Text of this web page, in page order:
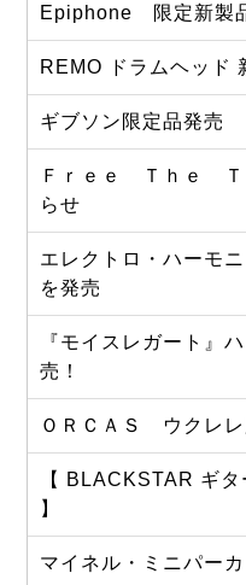
Epiphone 限定新製
REMO ドラムヘッド
ギブソン限定品発売
Ｆｒｅｅ Ｔｈｅ Ｔ
らせ
エレクトロ・ハーモ
を発売
『モイスレガート』
売！
ＯＲＣＡＳ ウクレレ
【 BLACKSTAR ギ
】
マイネル・ミニパー